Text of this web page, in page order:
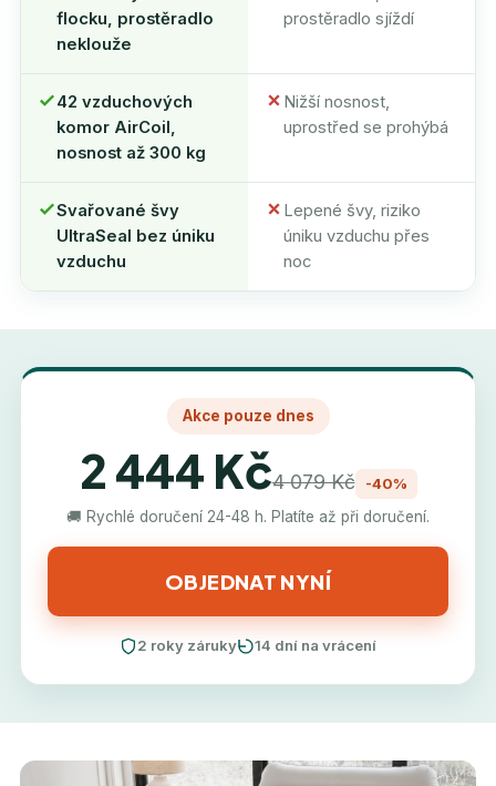
flocku, prostěradlo
neklouže
prostěradlo sjíždí
42 vzduchových
komor AirCoil,
nosnost až 300 kg
Nižší nosnost,
uprostřed se prohýbá
Svařované švy
UltraSeal bez úniku
vzduchu
Lepené švy, riziko
úniku vzduchu přes
noc
Akce pouze dnes
2 444 Kč4 079 Kč
-40%
🚚 Rychlé doručení 24-48 h. Platíte až při doručení.
OBJEDNAT NYNÍ
2 roky záruky 14 dní na vrácení